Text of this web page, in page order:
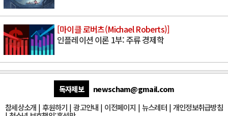
[마이클 로버츠(Michael Roberts)]
인플레이션 이론 1부: 주류 경제학
독자제보
newscham@gmail.com
참세상소개 | 후원하기 |광고안내 | 이전페이지 | 뉴스레터| 개인정보취급방침